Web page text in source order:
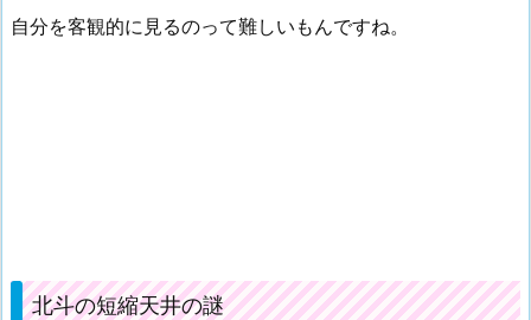
自分を客観的に見るのって難しいもんですね。
北斗の短縮天井の謎